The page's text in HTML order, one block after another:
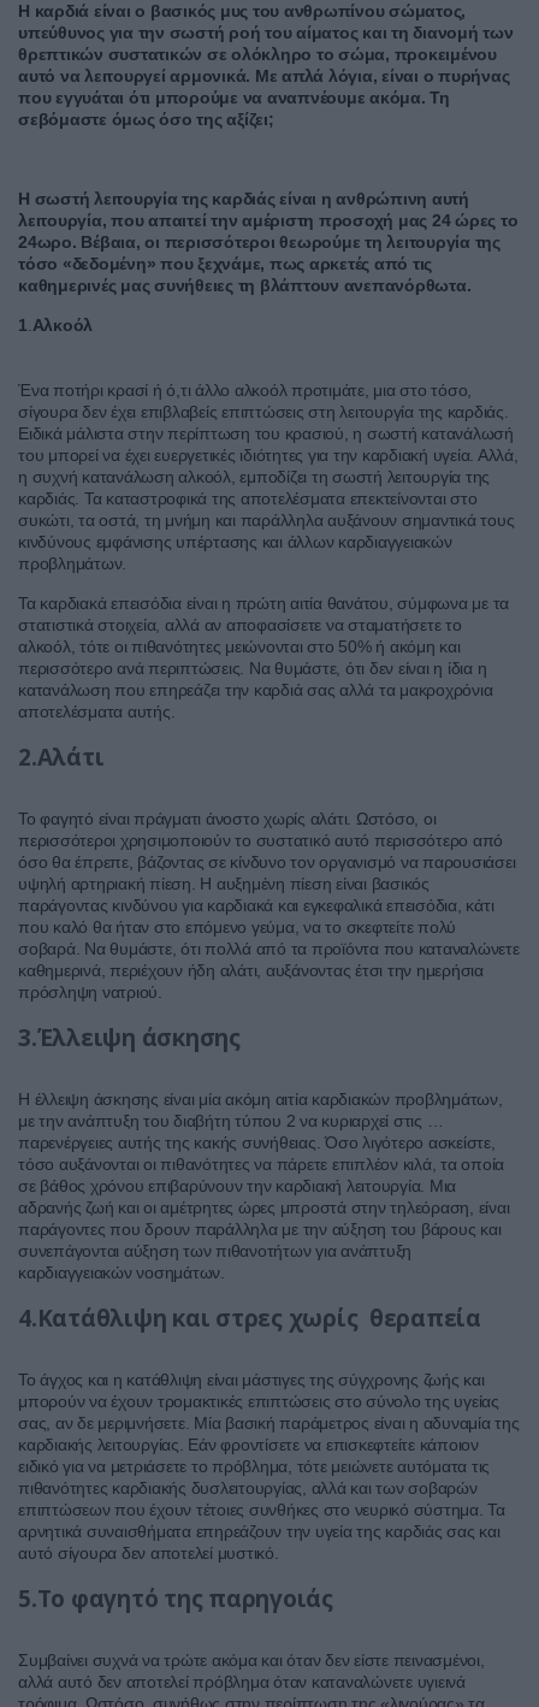
Η καρδιά είναι ο βασικός μυς του ανθρωπίνου σώματος,
υπεύθυνος για την σωστή ροή του αίματος και τη διανομή των
θρεπτικών συστατικών σε ολόκληρο το σώμα, προκειμένου
αυτό να λειτουργεί αρμονικά. Με απλά λόγια, είναι ο πυρήνας
που εγγυάται ότι μπορούμε να αναπνέουμε ακόμα. Τη
σεβόμαστε όμως όσο της αξίζει;
Η σωστή λειτουργία της καρδιάς είναι η ανθρώπινη αυτή
λειτουργία, που απαιτεί την αμέριστη προσοχή μας 24 ώρες το
24ωρο. Βέβαια, οι περισσότεροι θεωρούμε τη λειτουργία της
τόσο «δεδομένη» που ξεχνάμε, πως αρκετές από τις
καθημερινές μας συνήθειες τη βλάπτουν ανεπανόρθωτα.
1 Αλκοόλ
Ένα ποτήρι κρασί ή ό,τι άλλο αλκοόλ προτιμάτε, μια στο τόσο,
σίγουρα δεν έχει επιβλαβείς επιπτώσεις στη λειτουργία της καρδιάς.
Ειδικά μάλιστα στην περίπτωση του κρασιού, η σωστή κατανάλωσή
του μπορεί να έχει ευεργετικές ιδιότητες για την καρδιακή υγεία. Αλλά,
η συχνή κατανάλωση αλκοόλ, εμποδίζει τη σωστή λειτουργία της
καρδιάς. Τα καταστροφικά της αποτελέσματα επεκτείνονται στο
συκώτι, τα οστά, τη μνήμη και παράλληλα αυξάνουν σημαντικά τους
κινδύνους εμφάνισης υπέρτασης και άλλων καρδιαγγειακών
προβλημάτων.
Τα καρδιακά επεισόδια είναι η πρώτη αιτία θανάτου, σύμφωνα με τα
στατιστικά στοιχεία, αλλά αν αποφασίσετε να σταματήσετε το
αλκοόλ, τότε οι πιθανότητες μειώνονται στο 50% ή ακόμη και
περισσότερο ανά περιπτώσεις. Να θυμάστε, ότι δεν είναι η ίδια η
κατανάλωση που επηρεάζει την καρδιά σας αλλά τα μακροχρόνια
αποτελέσματα αυτής.
2.Αλάτι
Το φαγητό είναι πράγματι άνοστο χωρίς αλάτι. Ωστόσο, οι
περισσότεροι χρησιμοποιούν το συστατικό αυτό περισσότερο από
όσο θα έπρεπε, βάζοντας σε κίνδυνο τον οργανισμό να παρουσιάσει
υψηλή αρτηριακή πίεση. Η αυξημένη πίεση είναι βασικός
παράγοντας κινδύνου για καρδιακά και εγκεφαλικά επεισόδια, κάτι
που καλό θα ήταν στο επόμενο γεύμα, να το σκεφτείτε πολύ
σοβαρά. Να θυμάστε, ότι πολλά από τα προϊόντα που καταναλώνετε
καθημερινά, περιέχουν ήδη αλάτι, αυξάνοντας έτσι την ημερήσια
πρόσληψη νατριού.
3.Έλλειψη άσκησης
Η έλλειψη άσκησης είναι μία ακόμη αιτία καρδιακών προβλημάτων,
με την ανάπτυξη του διαβήτη τύπου 2 να κυριαρχεί στις …
παρενέργειες αυτής της κακής συνήθειας. Όσο λιγότερο ασκείστε,
τόσο αυξάνονται οι πιθανότητες να πάρετε επιπλέον κιλά, τα οποία
σε βάθος χρόνου επιβαρύνουν την καρδιακή λειτουργία. Μια
αδρανής ζωή και οι αμέτρητες ώρες μπροστά στην τηλεόραση, είναι
παράγοντες που δρουν παράλληλα με την αύξηση του βάρους και
συνεπάγονται αύξηση των πιθανοτήτων για ανάπτυξη
καρδιαγγειακών νοσημάτων.
4.Κατάθλιψη και στρες χωρίς θεραπεία
Το άγχος και η κατάθλιψη είναι μάστιγες της σύγχρονης ζωής και
μπορούν να έχουν τρομακτικές επιπτώσεις στο σύνολο της υγείας
σας, αν δε μεριμνήσετε. Μία βασική παράμετρος είναι η αδυναμία της
καρδιακής λειτουργίας. Εάν φροντίσετε να επισκεφτείτε κάποιον
ειδικό για να μετριάσετε το πρόβλημα, τότε μειώνετε αυτόματα τις
πιθανότητες καρδιακής δυσλειτουργίας, αλλά και των σοβαρών
επιπτώσεων που έχουν τέτοιες συνθήκες στο νευρικό σύστημα. Τα
αρνητικά συναισθήματα επηρεάζουν την υγεία της καρδιάς σας και
αυτό σίγουρα δεν αποτελεί μυστικό.
5.Το φαγητό της παρηγοιάς
Συμβαίνει συχνά να τρώτε ακόμα και όταν δεν είστε πεινασμένοι,
αλλά αυτό δεν αποτελεί πρόβλημα όταν καταναλώνετε υγιεινά